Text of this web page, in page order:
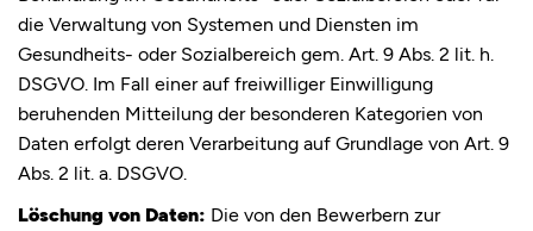
die Verwaltung von Systemen und Diensten im
Gesundheits- oder Sozialbereich gem. Art. 9 Abs. 2 lit. h.
DSGVO. Im Fall einer auf freiwilliger Einwilligung
beruhenden Mitteilung der besonderen Kategorien von
Daten erfolgt deren Verarbeitung auf Grundlage von Art. 9
Abs. 2 lit. a. DSGVO.
Löschung von Daten: Die von den Bewerbern zur